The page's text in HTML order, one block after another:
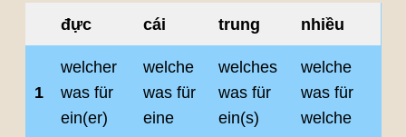
đực cái trung nhiều
1
welcher
was für
ein(er)
welche
was für
eine
welches
was für
ein(s)
welche
was für
welche